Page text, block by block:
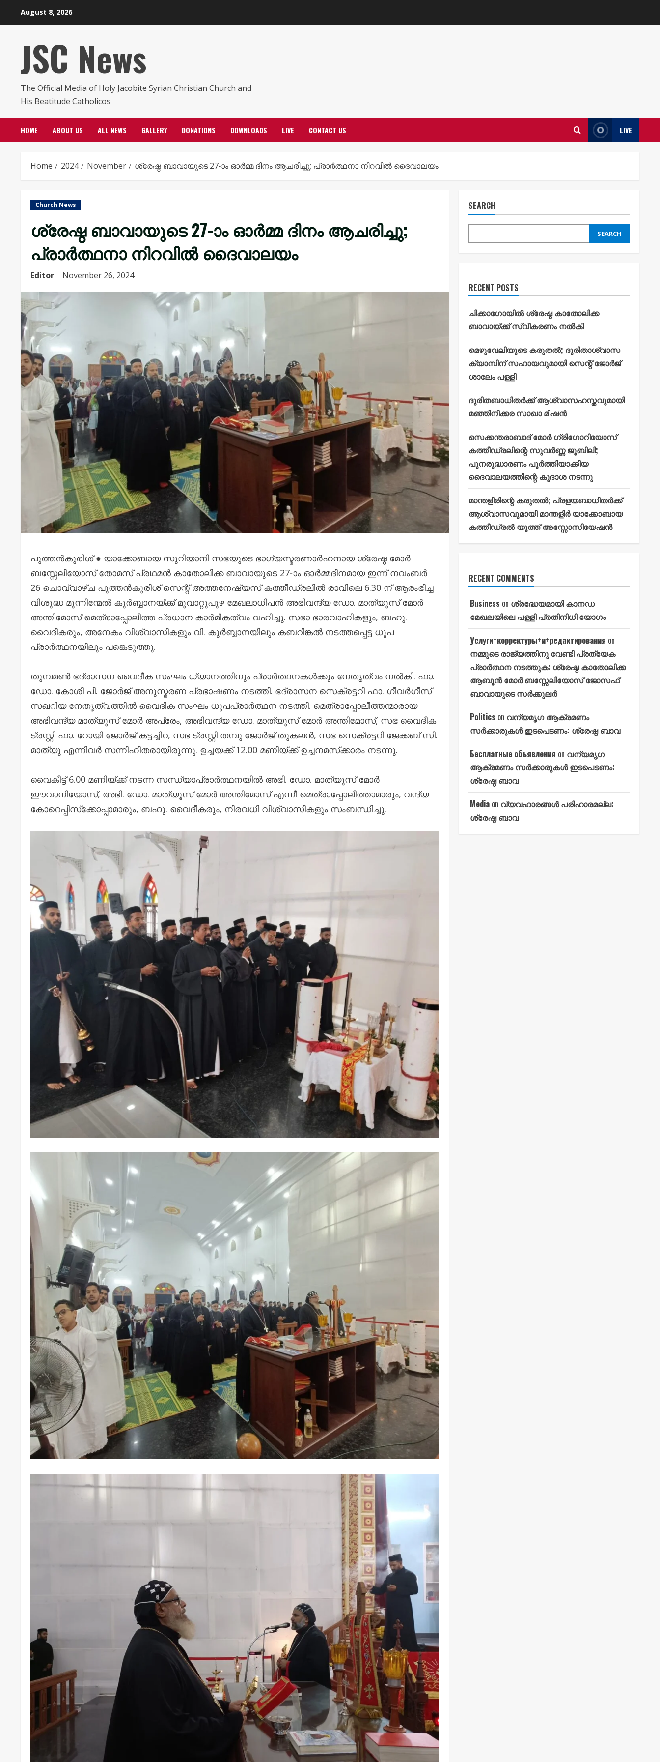
August 8, 2026
JSC News
The Official Media of Holy Jacobite Syrian Christian Church and
His Beatitude Catholicos
HOME ABOUT US ALL NEWS GALLERY DONATIONS DOWNLOADS LIVE CONTACT US LIVE
Home 2024 November ശ്രേഷ്ഠ ബാവായുടെ 27-ാം ഓർമ്മ ദിനം ആചരിച്ചു; പ്രാർത്ഥനാ നിറവിൽ ദൈവാലയം
Church News
ശ്രേഷ്ഠ ബാവായുടെ 27-ാം ഓർമ്മ ദിനം ആചരിച്ചു;
പ്രാർത്ഥനാ നിറവിൽ ദൈവാലയം
Editor November 26, 2024
പുത്തന്‍കുരിശ് ● യാക്കോബായ സുറിയാനി സഭയുടെ ഭാഗ്യസ്മരണാര്‍ഹനായ ശ്രേഷ്ഠ മോര്‍
ബസ്സേലിയോസ് തോമസ് പ്രഥമന്‍ കാതോലിക്ക ബാവായുടെ 27-ാം ഓര്‍മ്മദിനമായ ഇന്ന് നവംബർ
26 ചൊവ്വാഴ്ച പുത്തന്‍കുരിശ് സെന്റ് അത്തനേഷ്യസ് കത്തീഡ്രലില്‍ രാവിലെ 6.30 ന് ആരംഭിച്ച
വിശുദ്ധ മൂന്നിന്മേൽ കുര്‍ബ്ബാനയ്ക്ക് മൂവാറ്റുപുഴ മേഖലാധിപൻ അഭിവന്ദ്യ ഡോ. മാത്യൂസ് മോര്‍
അന്തിമോസ് മെത്രാപ്പോലീത്ത പ്രധാന കാര്‍മികത്വം വഹിച്ചു. സഭാ ഭാരവാഹികളും, ബഹു.
വൈദീകരും, അനേകം വിശ്വാസികളും വി. കുര്‍ബ്ബാനയിലും കബറിങ്കല്‍ നടത്തപ്പെട്ട ധൂപ
പ്രാര്‍ത്ഥനയിലും പങ്കെടുത്തു.
തുമ്പമൺ ഭദ്രാസന വൈദീക സംഘം ധ്യാനത്തിനും പ്രാർത്ഥനകൾക്കും നേതൃത്വം നൽകി. ഫാ.
ഡോ. കോശി പി. ജോർജ് അനുസ്മരണ പ്രഭാഷണം നടത്തി. ഭദ്രാസന സെക്രട്ടറി ഫാ. ഗീവർഗീസ്
സഖറിയ നേതൃത്വത്തിൽ വൈദിക സംഘം ധൂപപ്രാർത്ഥന നടത്തി. മെത്രാപ്പോലീത്തന്മാരായ
അഭിവന്ദ്യ മാത്യൂസ് മോർ അപ്രേം, അഭിവന്ദ്യ ഡോ. മാത്യൂസ് മോർ അന്തിമോസ്, സഭ വൈദീക
ട്രസ്റ്റി ഫാ. റോയി ജോർജ് കട്ടച്ചിറ, സഭ ട്രസ്റ്റി തമ്പു ജോർജ് തുകലൻ, സഭ സെക്രട്ടറി ജേക്കബ് സി.
മാത്യു എന്നിവർ സന്നിഹിതരായിരുന്നു. ഉച്ചയക്ക് 12.00 മണിയ്ക്ക് ഉച്ചനമസ്‌ക്കാരം നടന്നു.
വൈകീട്ട് 6.00 മണിയ്ക്ക് നടന്ന സന്ധ്യാപ്രാര്‍ത്ഥനയില്‍ അഭി. ഡോ. മാത്യൂസ് മോര്‍
ഈവാനിയോസ്, അഭി. ഡോ. മാത്യൂസ് മോര്‍ അന്തിമോസ് എന്നീ മെത്രാപ്പോലീത്താമാരും, വന്ദ്യ
കോറെപ്പിസ്‌ക്കോപ്പാമാരും, ബഹു. വൈദീകരും, നിരവധി വിശ്വാസികളും സംബന്ധിച്ചു.
SEARCH
SEARCH
RECENT POSTS
ചിക്കാഗോയിൽ ശ്രേഷ്ഠ കാതോലിക്ക
ബാവായ്ക്ക് സ്വീകരണം നൽകി
മെഴുവേലിയുടെ കരുതൽ; ദുരിതാശ്വാസ
ക്യാമ്പിന് സഹായവുമായി സെന്റ് ജോർജ്
ശാലേം പള്ളി
ദുരിതബാധിതർക്ക് ആശ്വാസഹസ്തവുമായി
മഞ്ഞിനിക്കര സാഖാ മിഷൻ
സെക്കന്തരാബാദ് മോർ ഗ്രിഗോറിയോസ്
കത്തീഡ്രലിന്റെ സുവർണ്ണ ജൂബിലി;
പുനരുദ്ധാരണം പൂർത്തിയാക്കിയ
ദൈവാലയത്തിന്റെ കൂദാശ നടന്നു
മാന്തളിരിന്റെ കരുതൽ; പ്രളയബാധിതർക്ക്
ആശ്വാസവുമായി മാന്തളിർ യാക്കോബായ
കത്തീഡ്രൽ യൂത്ത് അസ്സോസിയേഷൻ
RECENT COMMENTS
Business on ശ്രദ്ധേയമായി കാനഡ
മേഖലയിലെ പള്ളി പ്രതിനിധി യോഗം
Услуги+корректуры+и+редактирования on
നമ്മുടെ രാജ്യത്തിനു വേണ്ടി പ്രത്യേക
പ്രാർത്ഥന നടത്തുക: ശ്രേഷ്ഠ കാതോലിക്ക
ആബൂൻ മോർ ബസ്സേലിയോസ് ജോസഫ്
ബാവായുടെ സർക്കുലർ
Politics on വന്യമൃഗ ആക്രമണം
സർക്കാരുകൾ ഇടപെടണം: ശ്രേഷ്ഠ ബാവ
Бесплатные объявления on വന്യമൃഗ
ആക്രമണം സർക്കാരുകൾ ഇടപെടണം:
ശ്രേഷ്ഠ ബാവ
Media on വ്യവഹാരങ്ങൾ പരിഹാരമല്ല:
ശ്രേഷ്ഠ ബാവ